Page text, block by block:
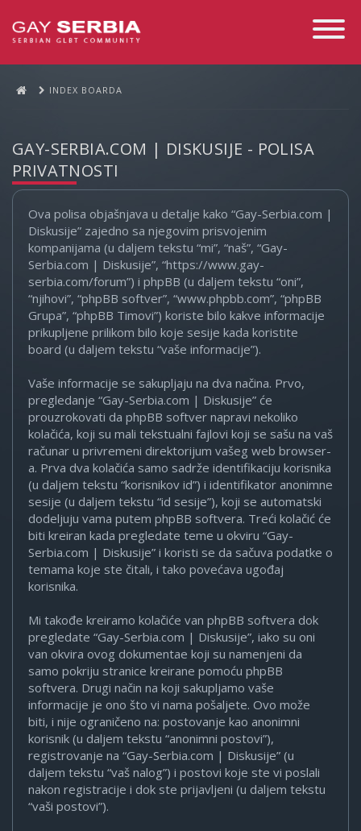
Toggle
INDEX BOARDA
GAY-SERBIA.COM | DISKUSIJE - POLISA
PRIVATNOSTI
Ova polisa objašnjava u detalje kako “Gay-Serbia.com |
Diskusije” zajedno sa njegovim prisvojenim
kompanijama (u daljem tekstu “mi”, “naš”, “Gay-
Serbia.com | Diskusije”, “https://www.gay-
serbia.com/forum”) i phpBB (u daljem tekstu “oni”,
“njihovi”, “phpBB softver”, “www.phpbb.com”, “phpBB
Grupa”, “phpBB Timovi”) koriste bilo kakve informacije
prikupljene prilikom bilo koje sesije kada koristite
board (u daljem tekstu “vaše informacije”).
Vaše informacije se sakupljaju na dva načina. Prvo,
pregledanje “Gay-Serbia.com | Diskusije” će
prouzrokovati da phpBB softver napravi nekoliko
kolačića, koji su mali tekstualni fajlovi koji se sašu na vaš
računar u privremeni direktorijum vašeg web browser-
a. Prva dva kolačića samo sadrže identifikaciju korisnika
(u daljem tekstu “korisnikov id”) i identifikator anonimne
sesije (u daljem tekstu “id sesije”), koji se automatski
dodeljuju vama putem phpBB softvera. Treći kolačić će
biti kreiran kada pregledate teme u okviru “Gay-
Serbia.com | Diskusije” i koristi se da sačuva podatke o
temama koje ste čitali, i tako povećava ugođaj
korisnika.
Mi takođe kreiramo kolačiće van phpBB softvera dok
pregledate “Gay-Serbia.com | Diskusije”, iako su oni
van okvira ovog dokumentae koji su namenjeni da
samo pokriju stranice kreirane pomoću phpBB
softvera. Drugi način na koji sakupljamo vaše
informacije je ono što vi nama pošaljete. Ovo može
biti, i nije ograničeno na: postovanje kao anonimni
korisnik (u daljem tekstu “anonimni postovi”),
registrovanje na “Gay-Serbia.com | Diskusije” (u
daljem tekstu “vaš nalog”) i postovi koje ste vi poslali
nakon registracije i dok ste prijavljeni (u daljem tekstu
“vaši postovi”).